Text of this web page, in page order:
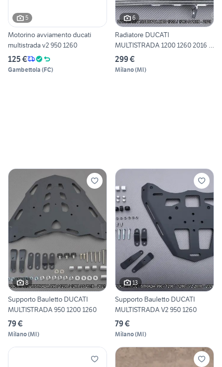
5
Motorino avviamento ducati
multistrada v2 950 1260
125 €
Gambettola (FC)
6
Radiatore DUCATI
MULTISTRADA 1200 1260 2016 -
2021
299 €
Milano(MI)
8
Supporto Bauletto DUCATI
MULTISTRADA 950 1200 1260
79 €
Milano(MI)
13
Supporto Bauletto DUCATI
MULTISTRADA V2 950 1260
79 €
Milano(MI)